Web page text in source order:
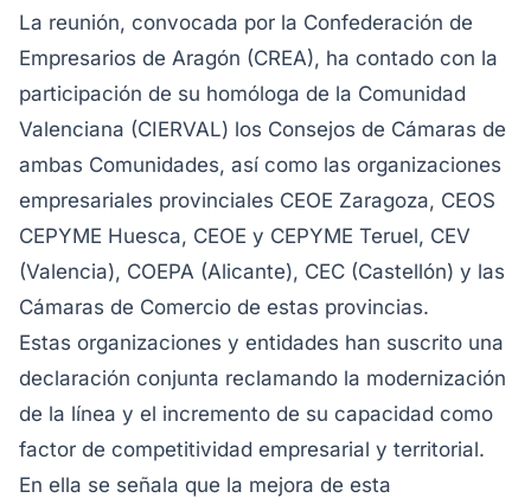
La reunión, convocada por la Confederación de
Empresarios de Aragón (CREA), ha contado con la
participación de su homóloga de la Comunidad
Valenciana (CIERVAL) los Consejos de Cámaras de
ambas Comunidades, así como las organizaciones
empresariales provinciales CEOE Zaragoza, CEOS
CEPYME Huesca, CEOE y CEPYME Teruel, CEV
(Valencia), COEPA (Alicante), CEC (Castellón) y las
Cámaras de Comercio de estas provincias.
Estas organizaciones y entidades han suscrito una
declaración conjunta reclamando la modernización
de la línea y el incremento de su capacidad como
factor de competitividad empresarial y territorial.
En ella se señala que la mejora de esta